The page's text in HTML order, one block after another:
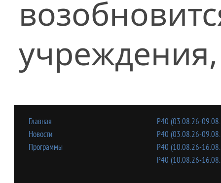
Главная
Новости
Программы
Р40 (03.08.26-
Р40 (03.08.26-
Р40 (10.08.26-
Р40 (10.08.26-